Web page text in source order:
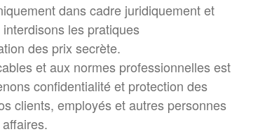
dans cadre juridiquement et
les pratiques
des prix secrète.
et aux normes professionnelles est
confidentialité et protection des
clients, employés et autres personnes